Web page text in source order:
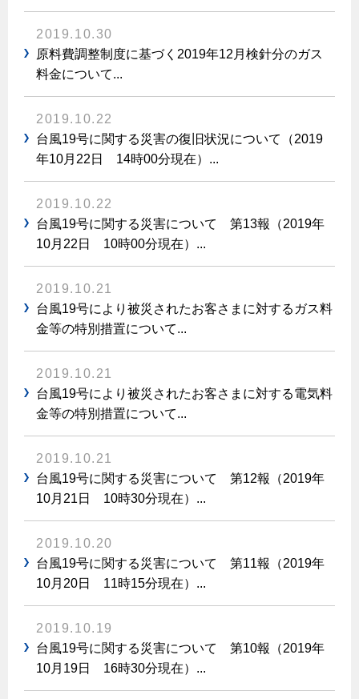
保安体制
ガス設備安全点検について
各種手続き
ガス使用開始のご案内
ガス使用停止のご案内
インターネット受付
2019.10.30
原料費調整制度に基づく2019年12月検針分のガス
料金について...
2019.10.22
台風19号に関する災害の復旧状況について（2019
年10月22日 14時00分現在）...
2019.10.22
台風19号に関する災害について 第13報（2019年
10月22日 10時00分現在）...
2019.10.21
台風19号により被災されたお客さまに対するガス料
金等の特別措置について...
2019.10.21
台風19号により被災されたお客さまに対する電気料
金等の特別措置について...
2019.10.21
台風19号に関する災害について 第12報（2019年
10月21日 10時30分現在）...
2019.10.20
台風19号に関する災害について 第11報（2019年
10月20日 11時15分現在）...
2019.10.19
台風19号に関する災害について 第10報（2019年
10月19日 16時30分現在）...